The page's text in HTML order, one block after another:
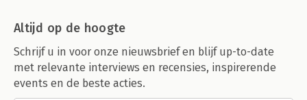
Altijd op de hoogte
Schrijf u in voor onze nieuwsbrief en blijf up-to-date
met relevante interviews en recensies, inspirerende
events en de beste acties.